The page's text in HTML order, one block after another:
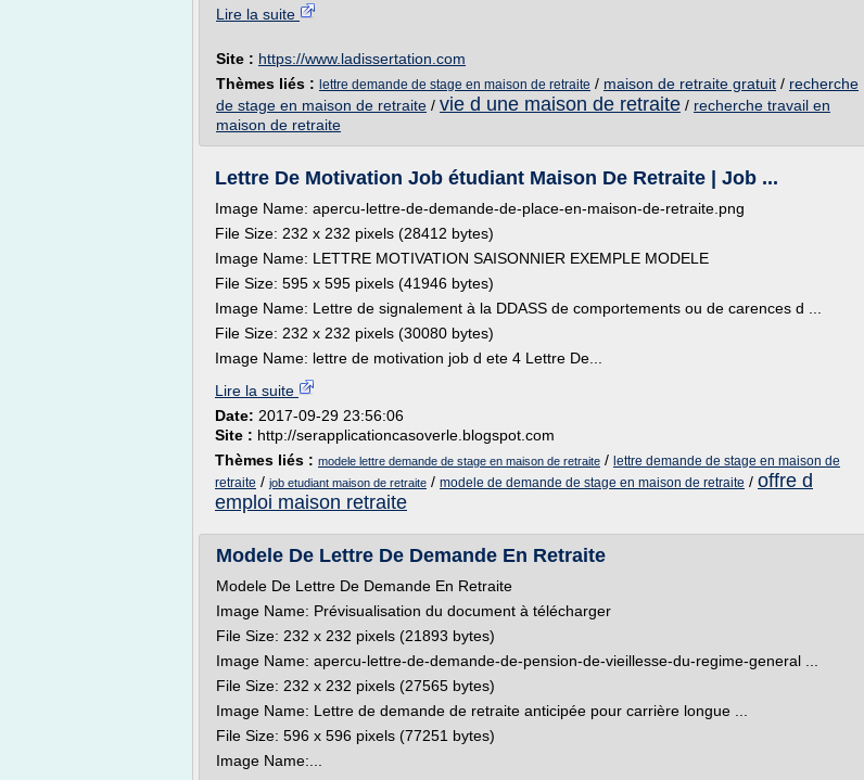
Lire la suite
Site : https://www.ladissertation.com
Thèmes liés : lettre demande de stage en maison de retraite / maison de retraite gratuit / recherche
de stage en maison de retraite / vie d une maison de retraite / recherche travail en
maison de retraite
Lettre De Motivation Job étudiant Maison De Retraite | Job ...
Image Name: apercu-lettre-de-demande-de-place-en-maison-de-retraite.png
File Size: 232 x 232 pixels (28412 bytes)
Image Name: LETTRE MOTIVATION SAISONNIER EXEMPLE MODELE
File Size: 595 x 595 pixels (41946 bytes)
Image Name: Lettre de signalement à la DDASS de comportements ou de carences d ...
File Size: 232 x 232 pixels (30080 bytes)
Image Name: lettre de motivation job d ete 4 Lettre De...
Lire la suite
Date: 2017-09-29 23:56:06
Site : http://serapplicationcasoverle.blogspot.com
Thèmes liés : modele lettre demande de stage en maison de retraite / lettre demande de stage en maison de
retraite / job etudiant maison de retraite / modele de demande de stage en maison de retraite / offre d
emploi maison retraite
Modele De Lettre De Demande En Retraite
Modele De Lettre De Demande En Retraite
Image Name: Prévisualisation du document à télécharger
File Size: 232 x 232 pixels (21893 bytes)
Image Name: apercu-lettre-de-demande-de-pension-de-vieillesse-du-regime-general ...
File Size: 232 x 232 pixels (27565 bytes)
Image Name: Lettre de demande de retraite anticipée pour carrière longue ...
File Size: 596 x 596 pixels (77251 bytes)
Image Name:...